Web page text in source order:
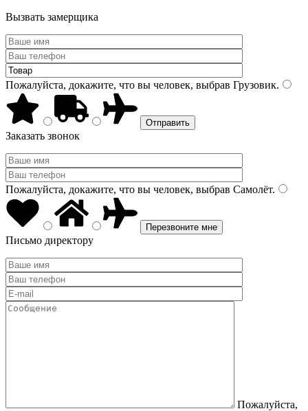
Вызвать замерщика
Пожалуйста, докажите, что вы человек, выбрав Грузовик.
Заказать звонок
Пожалуйста, докажите, что вы человек, выбрав Самолёт.
Письмо директору
Пожалуйста,